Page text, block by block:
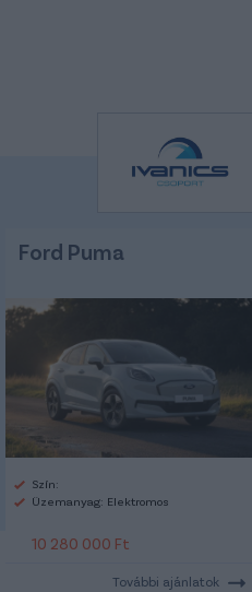
Ford Puma
Szín:
Üzemanyag: Elektromos
10 280 000 Ft
További ajánlatok